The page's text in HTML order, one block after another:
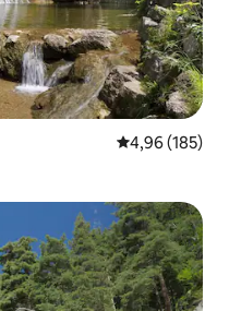
Середня
4,96 (185)